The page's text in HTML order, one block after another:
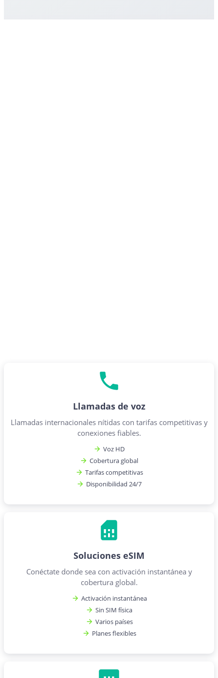
Llamadas de voz
Llamadas internacionales nítidas con tarifas competitivas y
conexiones fiables.
Voz HD
Cobertura global
Tarifas competitivas
Disponibilidad 24/7
Soluciones eSIM
Conéctate donde sea con activación instantánea y
cobertura global.
Activación instantánea
Sin SIM física
Varios países
Planes flexibles